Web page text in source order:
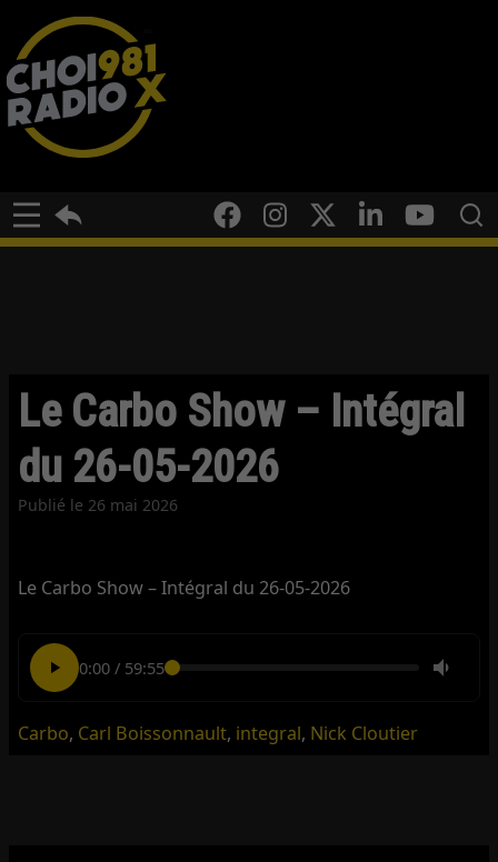
Le Carbo Show – Intégral
du 26-05-2026
Publié le 26 mai 2026
Le Carbo Show – Intégral du 26-05-2026
0:00/ 59:55
Carbo, Carl Boissonnault, integral, Nick Cloutier